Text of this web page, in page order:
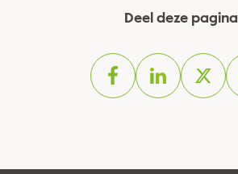
Deel deze pagina